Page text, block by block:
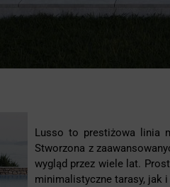
Lusso to prestiżowa linia
Stworzona z
wygląd przez wiele lat.
minimalistyczne tarasy, jak